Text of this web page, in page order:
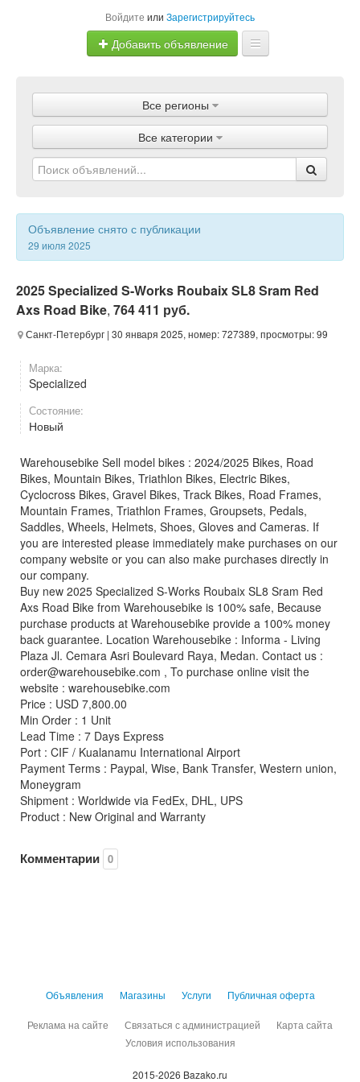
Войдите или Зарегистрируйтесь
Добавить объявление
Объявления
Магазины
Услуги
Статьи
Все регионы
Все категории
Объявление снято с публикации
29 июля 2025
2025 Specialized S-Works Roubaix SL8 Sram Red
Axs Road Bike, 764 411 руб.
Санкт-Петербург | 30 января 2025, номер: 727389, просмотры: 99
Марка:
Specialized
Состояние:
Новый
Warehousebike Sell model bikes : 2024/2025 Bikes, Road
Bikes, Mountain Bikes, Triathlon Bikes, Electric Bikes,
Cyclocross Bikes, Gravel Bikes, Track Bikes, Road Frames,
Mountain Frames, Triathlon Frames, Groupsets, Pedals,
Saddles, Wheels, Helmets, Shoes, Gloves and Cameras. If
you are interested please immediately make purchases on our
company website or you can also make purchases directly in
our company.
Buy new 2025 Specialized S-Works Roubaix SL8 Sram Red
Axs Road Bike from Warehousebike is 100% safe, Because
purchase products at Warehousebike provide a 100% money
back guarantee. Location Warehousebike : Informa - Living
Plaza Jl. Cemara Asri Boulevard Raya, Medan. Contact us :
order@warehousebike.com , To purchase online visit the
website : warehousebike.com
Price : USD 7,800.00
Min Order : 1 Unit
Lead Time : 7 Days Express
Port : CIF / Kualanamu International Airport
Payment Terms : Paypal, Wise, Bank Transfer, Western union,
Moneygram
Shipment : Worldwide via FedEx, DHL, UPS
Product : New Original and Warranty
Комментарии 0
Объявления Магазины Услуги Публичная оферта
Реклама на сайте Связаться с администрацией
Карта сайта
Условия использования
2015-2026 Bazako.ru